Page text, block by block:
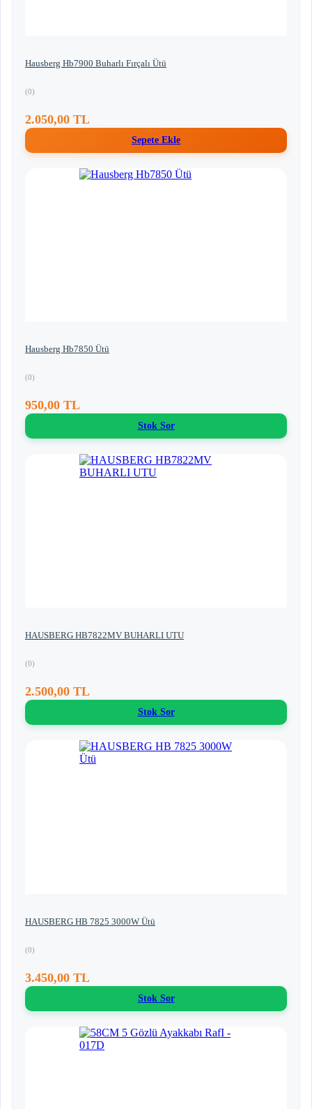
Hausberg Hb7900 Buharlı Fırçalı Ütü
(0)
2.050,00 TL
Sepete Ekle
Hausberg Hb7850 Ütü
(0)
950,00 TL
Stok Sor
HAUSBERG HB7822MV BUHARLI UTU
(0)
2.500,00 TL
Stok Sor
HAUSBERG HB 7825 3000W Ütü
(0)
3.450,00 TL
Stok Sor